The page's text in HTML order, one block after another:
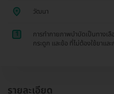
วัฒนา
1
การทำกายภาพบำบัดเป็นทางเ
กระดูก และข้อ ที่ไม่ต้องใช้ยาแล
รายละเอียด